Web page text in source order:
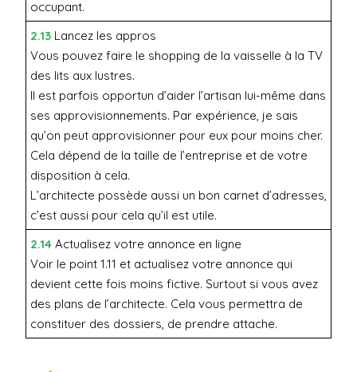
occupant.
2.13 Lancez les appros
Vous pouvez faire le shopping de la vaisselle à la TV
des lits aux lustres.
Il est parfois opportun d’aider l’artisan lui-même dans
ses approvisionnements. Par expérience, je sais
qu’on peut approvisionner pour eux pour moins cher.
Cela dépend de la taille de l’entreprise et de votre
disposition à cela.
L’architecte possède aussi un bon carnet d’adresses,
c’est aussi pour cela qu’il est utile.
2.14 Actualisez votre annonce en ligne
Voir le point 1.11 et actualisez votre annonce qui
devient cette fois moins fictive. Surtout si vous avez
des plans de l’architecte. Cela vous permettra de
constituer des dossiers, de prendre attache.